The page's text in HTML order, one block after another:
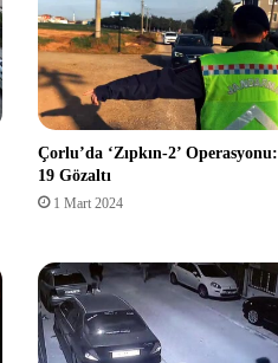
Çorlu’da ‘Zıpkın-2’ Operasyonu:
19 Gözaltı
1 Mart 2024